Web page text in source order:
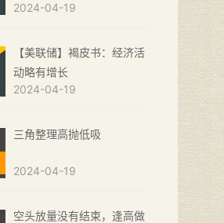
2024-04-19
【美联储】褐皮书：经济活
动略有增长
2024-04-19
三角整理高抛低吸
2024-04-19
空头放量没有结束，逢高做